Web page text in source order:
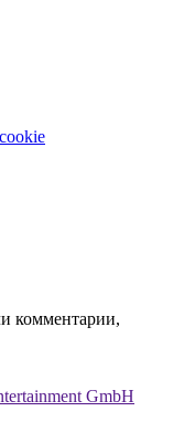
комментарии,